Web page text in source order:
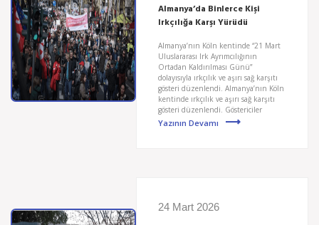
Almanya’da Binlerce Kişi
Irkçılığa Karşı Yürüdü
Almanya’nın Köln kentinde “21 Mart
Uluslararası Irk Ayrımcılığının
Ortadan Kaldırılması Günü”
dolayısıyla ırkçılık ve aşırı sağ karşıtı
gösteri düzenlendi. Almanya’nın Köln
kentinde ırkçılık ve aşırı sağ karşıtı
gösteri düzenlendi. Göstericiler
Yazının Devamı
24 Mart 2026